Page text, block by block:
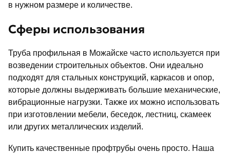
в нужном размере и количестве.
Сферы использования
Труба профильная в Можайске часто используется при
возведении строительных объектов. Они идеально
подходят для стальных конструкций, каркасов и опор,
которые должны выдерживать большие механические,
вибрационные нагрузки. Также их можно использовать
при изготовлении мебели, беседок, лестниц, скамеек
или других металлических изделий.
Купить качественные профтрубы очень просто. Наша